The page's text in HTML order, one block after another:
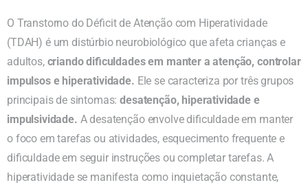
O Transtorno do Déficit de Atenção com Hiperatividade
(TDAH) é um distúrbio neurobiológico que afeta crianças e
adultos,criando dificuldades em manter a atenção, controlar
impulsos e hiperatividade. Ele se caracteriza por três grupos
principais de sintomas:desatenção, hiperatividade e
impulsividade. A desatenção envolve dificuldade em manter
o foco em tarefas ou atividades, esquecimento frequente e
dificuldade em seguir instruções ou completar tarefas. A
hiperatividade se manifesta como inquietação constante,